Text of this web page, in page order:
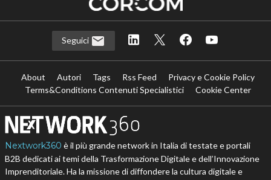
Seguici
About Autori Tags Rss Feed
Privacy e Cookie Policy
Terms&Conditions Contenuti Specialistici
Cookie Center
Nextwork360 è il più grande network in Italia di testate e portali
B2B dedicati ai temi della Trasformazione Digitale e dell’Innovazione
Imprenditoriale. Ha la missione di diffondere la cultura digitale e